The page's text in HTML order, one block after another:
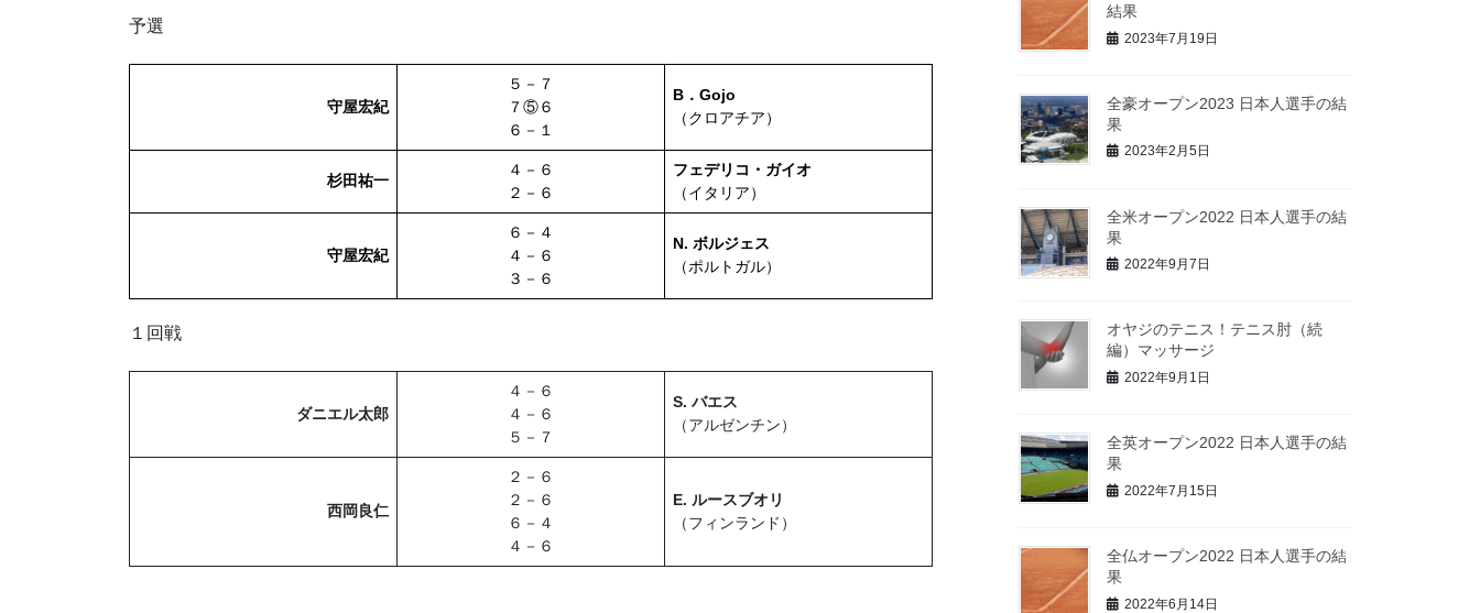
予選
守屋宏紀
５－７
７⑤６
６－１
B．Gojo
（クロアチア）
杉田祐一
４－６
２－６
フェデリコ・ガイオ
（イタリア）
守屋宏紀
６－４
４－６
３－６
N. ボルジェス
（ポルトガル）
１回戦
ダニエル太郎
４－６
４－６
５－７
S. バエス
（アルゼンチン）
西岡良仁
２－６
２－６
６－４
４－６
E. ルースブオリ
（フィンランド）
結果
2023年7月19日
全豪オープン2023 日本人選手の結
果
2023年2月5日
全米オープン2022 日本人選手の結
果
2022年9月7日
オヤジのテニス！テニス肘（続
編）マッサージ
2022年9月1日
全英オープン2022 日本人選手の結
果
2022年7月15日
全仏オープン2022 日本人選手の結
果
2022年6月14日